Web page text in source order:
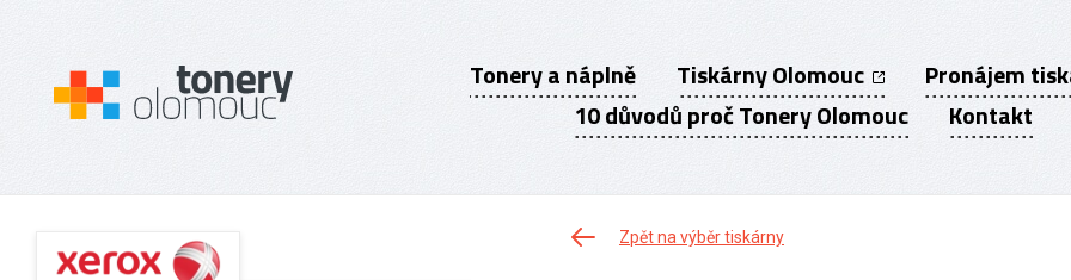
Tonery a náplně Tiskárny Olomouc
Pronájem
10 důvodů proč Tonery Olomouc
Kontakt
Zpět na výběr tiskárny